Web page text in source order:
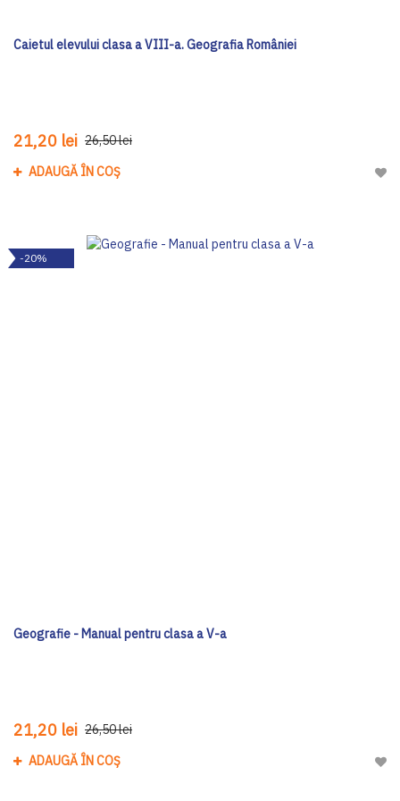
Caietul elevului clasa a VIII-a. Geografia României
21,20 lei 26,50 lei
ADAUGĂ ÎN COȘ
-20%
Geografie - Manual pentru clasa a V-a
21,20 lei 26,50 lei
ADAUGĂ ÎN COȘ